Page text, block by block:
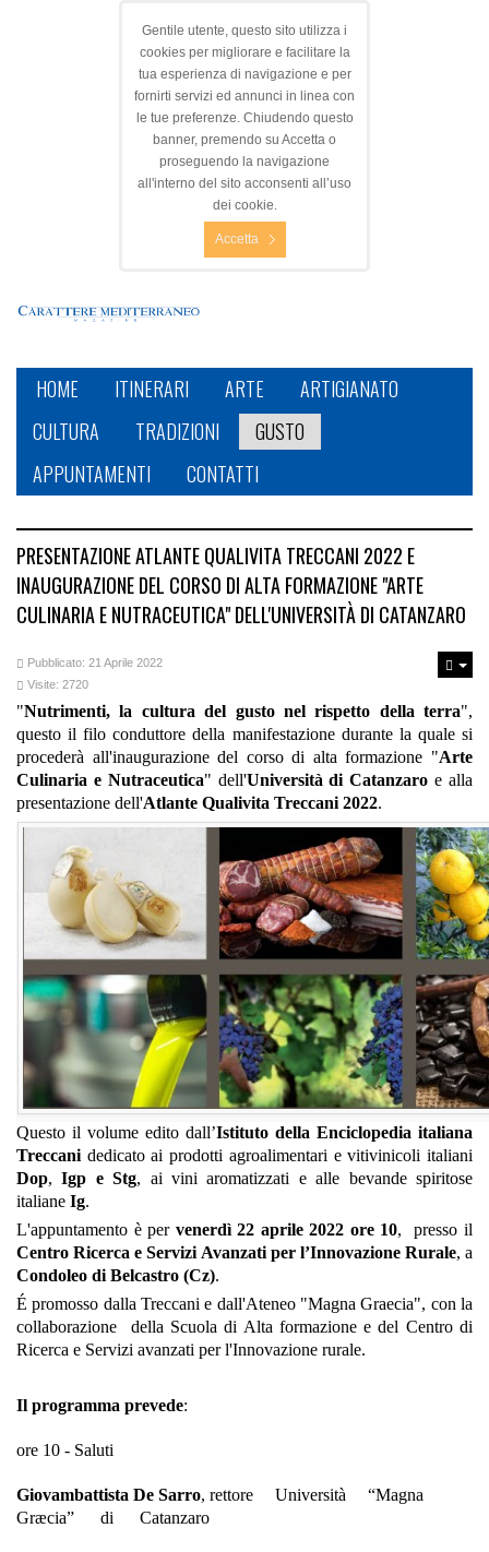
Gentile utente, questo sito utilizza i
cookies per migliorare e facilitare la
tua esperienza di navigazione e per
fornirti servizi ed annunci in linea con
le tue preferenze. Chiudendo questo
banner, premendo su Accetta o
proseguendo la navigazione
all'interno del sito acconsenti all’uso
dei cookie.
Accetta
HOME ITINERARI ARTE
ARTIGIANATO
CULTURA
TRADIZIONI
GUSTO
APPUNTAMENTI
CONTATTI
PRESENTAZIONE ATLANTE QUALIVITA TRECCANI 2022 E
INAUGURAZIONE DEL CORSO DI ALTA FORMAZIONE "ARTE
CULINARIA E NUTRACEUTICA" DELL'UNIVERSITÀ DI CATANZARO
Pubblicato: 21 Aprile 2022
Visite: 2720
"Nutrimenti, la cultura del gusto nel rispetto della terra",
questo il filo conduttore della manifestazione durante la quale si
procederà all'inaugurazione del corso di alta formazione "Arte
Culinaria e Nutraceutica" dell'Università di Catanzaro e alla
presentazione dell'Atlante Qualivita Treccani 2022.
Questo il volume edito dall’Istituto della Enciclopedia italiana
Treccani dedicato ai prodotti agroalimentari e vitivinicoli italiani
Dop, Igp e Stg, ai vini aromatizzati e alle bevande spiritose
italiane Ig.
L'appuntamento è per venerdì 22 aprile 2022 ore 10, presso il
Centro Ricerca e Servizi Avanzati per l’Innovazione Rurale, a
Condoleo di Belcastro (Cz).
É promosso dalla Treccani e dall'Ateneo "Magna Graecia", con la
collaborazione della Scuola di Alta formazione e del Centro di
Ricerca e Servizi avanzati per l'Innovazione rurale.
Il programma prevede:
ore 10 - Saluti
Giovambattista De Sarro, rettore Università “Magna
Græcia” di Catanzaro